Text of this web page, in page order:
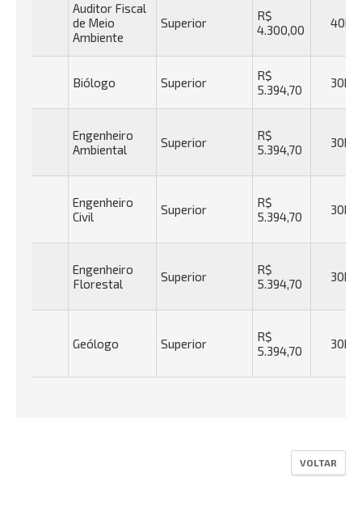
Auditor Fiscal
de Meio
Ambiente
Superior
R$
4.300,00
40h
Biólogo Superior
R$
5.394,70
30h
Engenheiro
Ambiental
Superior
R$
5.394,70
30h
Engenheiro
Civil
Superior
R$
5.394,70
30h
Engenheiro
Florestal
Superior
R$
5.394,70
30h
Geólogo Superior
R$
5.394,70
30h
VOLTAR